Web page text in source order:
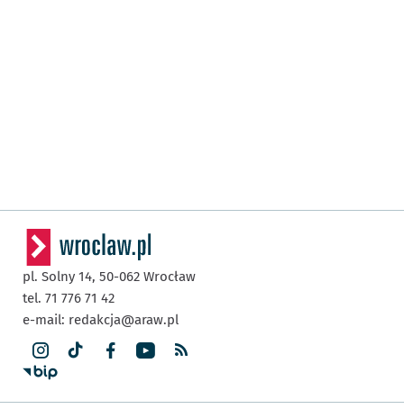
pl. Solny 14, 50-062 Wrocław
tel. 71 776 71 42
e-mail: redakcja@araw.pl